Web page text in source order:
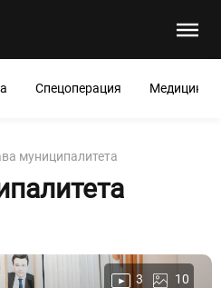
Спецоперация Медицина
муниципалитета
3 10